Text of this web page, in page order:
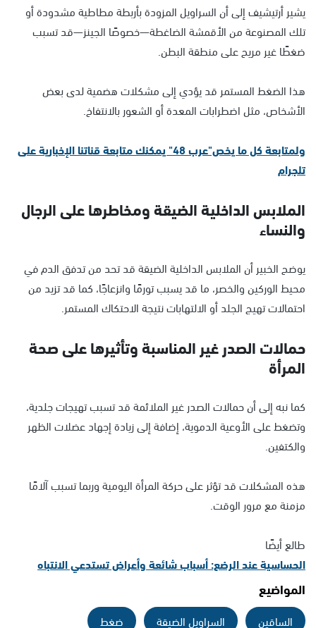
يشير أرتيشيف إلى أن السراويل المزودة بأربطة مطاطية مشدودة أو
تلك المصنوعة من الأقمشة الضاغطة—خصوصًا الجينز—قد تسبب
ضغطًا غير مريح على منطقة البطن.
هذا الضغط المستمر قد يؤدي إلى مشكلات هضمية لدى بعض
الأشخاص، مثل اضطرابات المعدة أو الشعور بالانتفاخ.
ولمتابعة كل ما يخص"عرب 48" يمكنك متابعة قناتنا الإخبارية على
تلجرام
الملابس الداخلية الضيقة ومخاطرها على الرجال
والنساء
يوضح الخبير أن الملابس الداخلية الضيقة قد تحد من تدفق الدم في
محيط الوركين والخصر، ما قد يسبب تورمًا وانزعاجًا، كما قد تزيد من
احتمالات تهيج الجلد أو الالتهابات نتيجة الاحتكاك المستمر.
حمالات الصدر غير المناسبة وتأثيرها على صحة
المرأة
كما نبه إلى أن حمالات الصدر غير الملائمة قد تسبب تهيجات جلدية،
وتضغط على الأوعية الدموية، إضافة إلى زيادة إجهاد عضلات الظهر
والكتفين.
هذه المشكلات قد تؤثر على حركة المرأة اليومية وربما تسبب آلامًا
مزمنة مع مرور الوقت.
طالع أيضًا
الحساسية عند الرضع: أسباب شائعة وأعراض تستدعي الانتباه
المواضيع
الساقين السراويل الضيقة ضغط